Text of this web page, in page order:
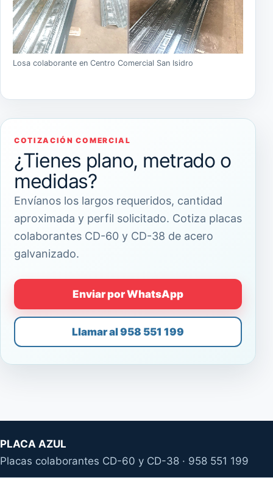
Losa colaborante en Centro Comercial San Isidro
COTIZACIÓN COMERCIAL
¿Tienes plano, metrado o
medidas?
Envíanos los largos requeridos, cantidad
aproximada y perfil solicitado. Cotiza placas
colaborantes CD-60 y CD-38 de acero
galvanizado.
Enviar por WhatsApp
Llamar al 958 551 199
PLACA AZUL
Placas colaborantes CD-60 y CD-38 · 958 551 199